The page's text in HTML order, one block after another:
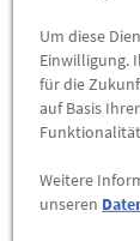
Max.
08523
Um diese
Einwilligung.
für die
auf Basis
Weitere
unseren